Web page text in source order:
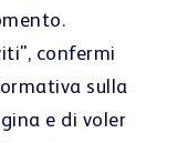
confermi
sulla
e di voler